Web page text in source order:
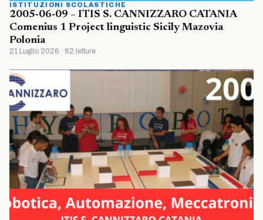
ISTITUZIONI SCOLASTICHE
2005-06-09 – ITIS S. CANNIZZARO CATANIA
Comenius 1 Project linguistic Sicily Mazovia
Polonia
21 Luglio 2026 · 82 letture